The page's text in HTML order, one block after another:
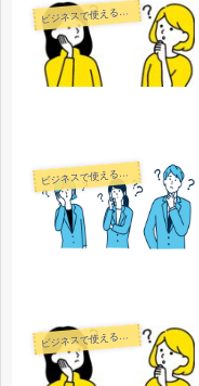
ビ ジネスで使える正しい日本語
ビジネスで使える正しい日本語
ビ ジネスで使える正しい日本語